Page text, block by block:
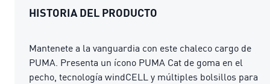
HISTORIA DEL PRODUCTO
Mantenete a la vanguardia con este chaleco cargo de
PUMA. Presenta un ícono PUMA Cat de goma en el
pecho, tecnología windCELL y múltiples bolsillos para